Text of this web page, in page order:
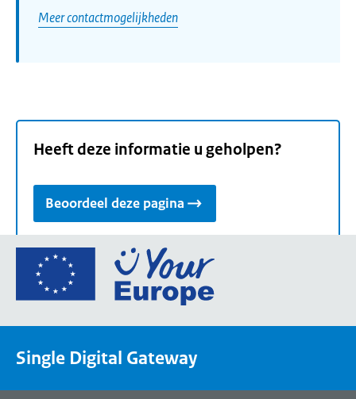
Meer contactmogelijkheden
Heeft deze informatie u geholpen?
Beoordeel deze pagina
Ga
de
een
Single Digital Gateway